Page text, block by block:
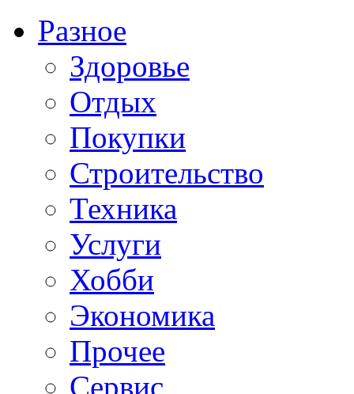
Разное
Здоровье
Отдых
Покупки
Строительство
Техника
Услуги
Хобби
Экономика
Прочее
Сервис